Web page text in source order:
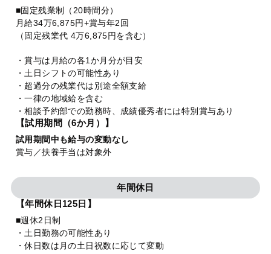
■固定残業制（20時間分）
月給34万6,875円+賞与年2回
（固定残業代 4万6,875円を含む）
・賞与は月給の各1か月分が目安
・土日シフトの可能性あり
・超過分の残業代は別途全額支給
・一律の地域給を含む
・相談予約部での勤務時、成績優秀者には特別賞与あり
【試用期間（6か月）】
試用期間中も給与の変動なし
賞与／扶養手当は対象外
年間休日
【年間休日125日】
■週休2日制
・土日勤務の可能性あり
・休日数は月の土日祝数に応じて変動